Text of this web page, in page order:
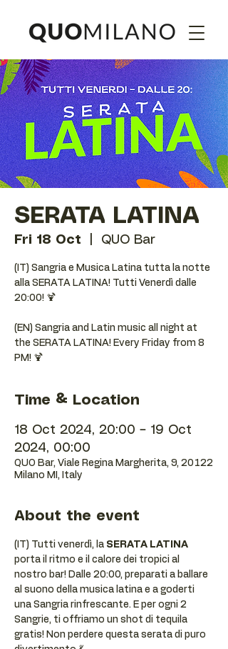
SERATA LATINA
Fri 18 Oct QUO Bar
(IT) Sangria e Musica Latina tutta la notte
alla SERATA LATINA! Tutti Venerdì dalle
20:00! 🍹
(EN) Sangria and Latin music all night at
the SERATA LATINA! Every Friday from 8
PM! 🍹
Time & Location
18 Oct 2024, 20:00 – 19 Oct
2024, 00:00
QUO Bar, Viale Regina Margherita, 9, 20122
Milano MI, Italy
About the event
(IT) Tutti venerdì, la SERATA LATINA
porta il ritmo e il calore dei tropici al
nostro bar! Dalle 20:00, preparati a ballare
al suono della musica latina e a goderti
una Sangria rinfrescante. E per ogni 2
Sangrie, ti offriamo un shot di tequila
gratis! Non perdere questa serata di puro